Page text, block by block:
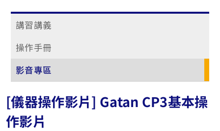
講習講義
操作手冊
影音專區
[儀器操作影片] Gatan CP3基本操
作影片